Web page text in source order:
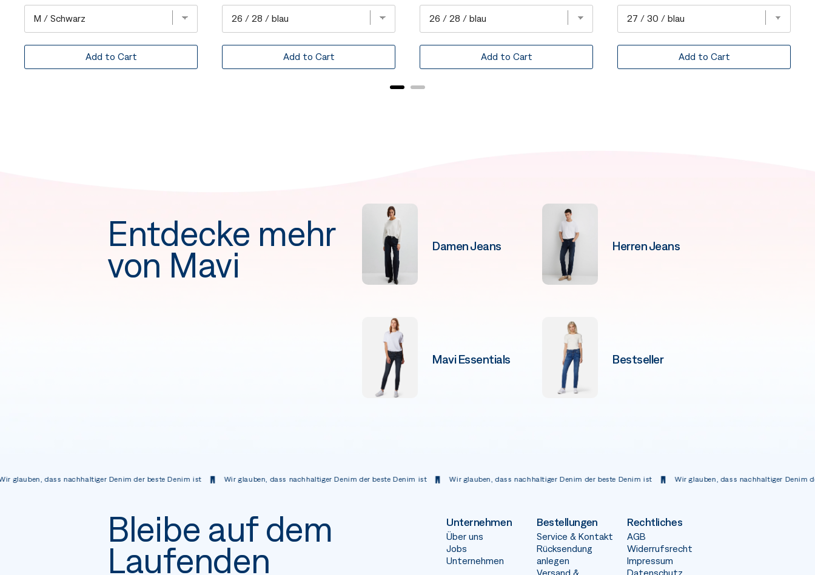
Add to Cart Add to Cart Add to Cart Add to Cart
Entdecke mehr
von Mavi
Damen Jeans Herren Jeans
Mavi Essentials Bestseller
nachhaltiger Denim der beste Denim ist Wir glauben, dass nachhaltiger Denim der beste Denim ist Wir glauben, dass nachhaltiger Denim der beste Denim ist Wir glauben, dass nachhaltiger Denim der beste
Bleibe auf dem
Laufenden
Unternehmen
Über uns
Jobs
Unternehmen
Bestellungen
Service & Kontakt
Rücksendung
anlegen
Versand &
Rechtliches
AGB
Widerrufsrecht
Impressum
Datenschutz